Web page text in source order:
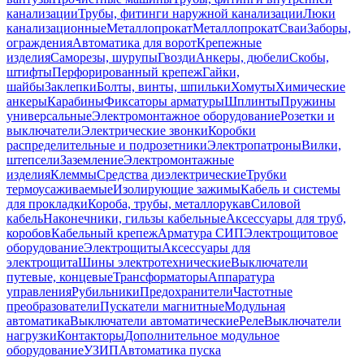
канализацииТрубы, фитинги наружной канализацииЛюки
канализационныеМеталлопрокатМеталлопрокатСваиЗаборы,
огражденияАвтоматика для воротКрепежные
изделияСаморезы, шурупыГвоздиАнкеры, дюбелиСкобы,
штифтыПерфорированный крепежГайки,
шайбыЗаклепкиБолты, винты, шпилькиХомутыХимические
анкерыКарабиныФиксаторы арматурыШплинтыПружины
универсальныеЭлектромонтажное оборудованиеРозетки и
выключателиЭлектрические звонкиКоробки
распределительные и подрозетникиЭлектропатроныВилки,
штепселиЗаземлениеЭлектромонтажные
изделияКлеммыСредства диэлектрическиеТрубки
термоусаживаемыеИзолирующие зажимыКабель и системы
для прокладкиКороба, трубы, металлорукавСиловой
кабельНаконечники, гильзы кабельныеАксессуары для труб,
коробовКабельный крепежАрматура СИПЭлектрощитовое
оборудованиеЭлектрощитыАксессуары для
электрощитаШины электротехническиеВыключатели
путевые, концевыеТрансформаторыАппаратура
управленияРубильникиПредохранителиЧастотные
преобразователиПускатели магнитныеМодульная
автоматикаВыключатели автоматическиеРелеВыключатели
нагрузкиКонтакторыДополнительное модульное
оборудованиеУЗИПАвтоматика пуска